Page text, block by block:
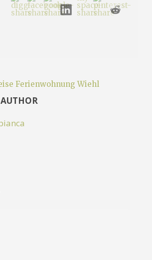
Ferienwohnung Wiehl